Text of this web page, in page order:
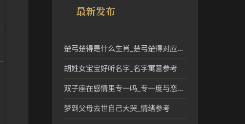
最新发布
楚弓楚得是什么生肖_楚弓楚得对应生肖及文化解析
胡姓女宝宝好听名字_名字寓意参考
双子座在感情里专一吗_专一度与恋爱表现
梦到父母去世自己大哭_情绪参考